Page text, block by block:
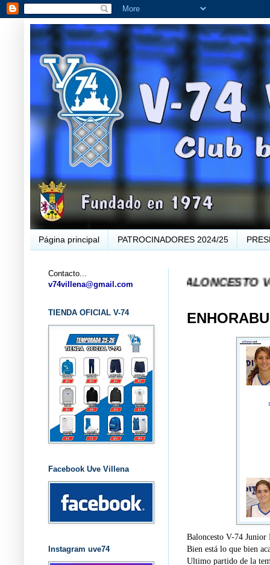
Página principal PATROCINADORES 2024/25
... CLUB BALONCESTO V-74
Baloncesto V-74
Bien está lo que bien
Ultimo partido de la
Contacto...
v74villena@gmail.com
TIENDA OFICIAL V-74
Facebook Uve Villena
Instagram uve74